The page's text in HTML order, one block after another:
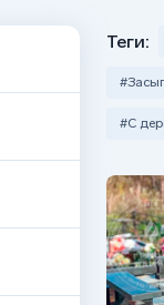
Теги:
#С